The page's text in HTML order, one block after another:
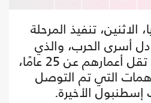
الاثنين، تنفيذ المرحلة
أسرى الحرب، والذي
يشمل الجنود الذين تقل أعمارهم عن 25 عامًا،
التي تم التوصل
إسطنبول الأخيرة.